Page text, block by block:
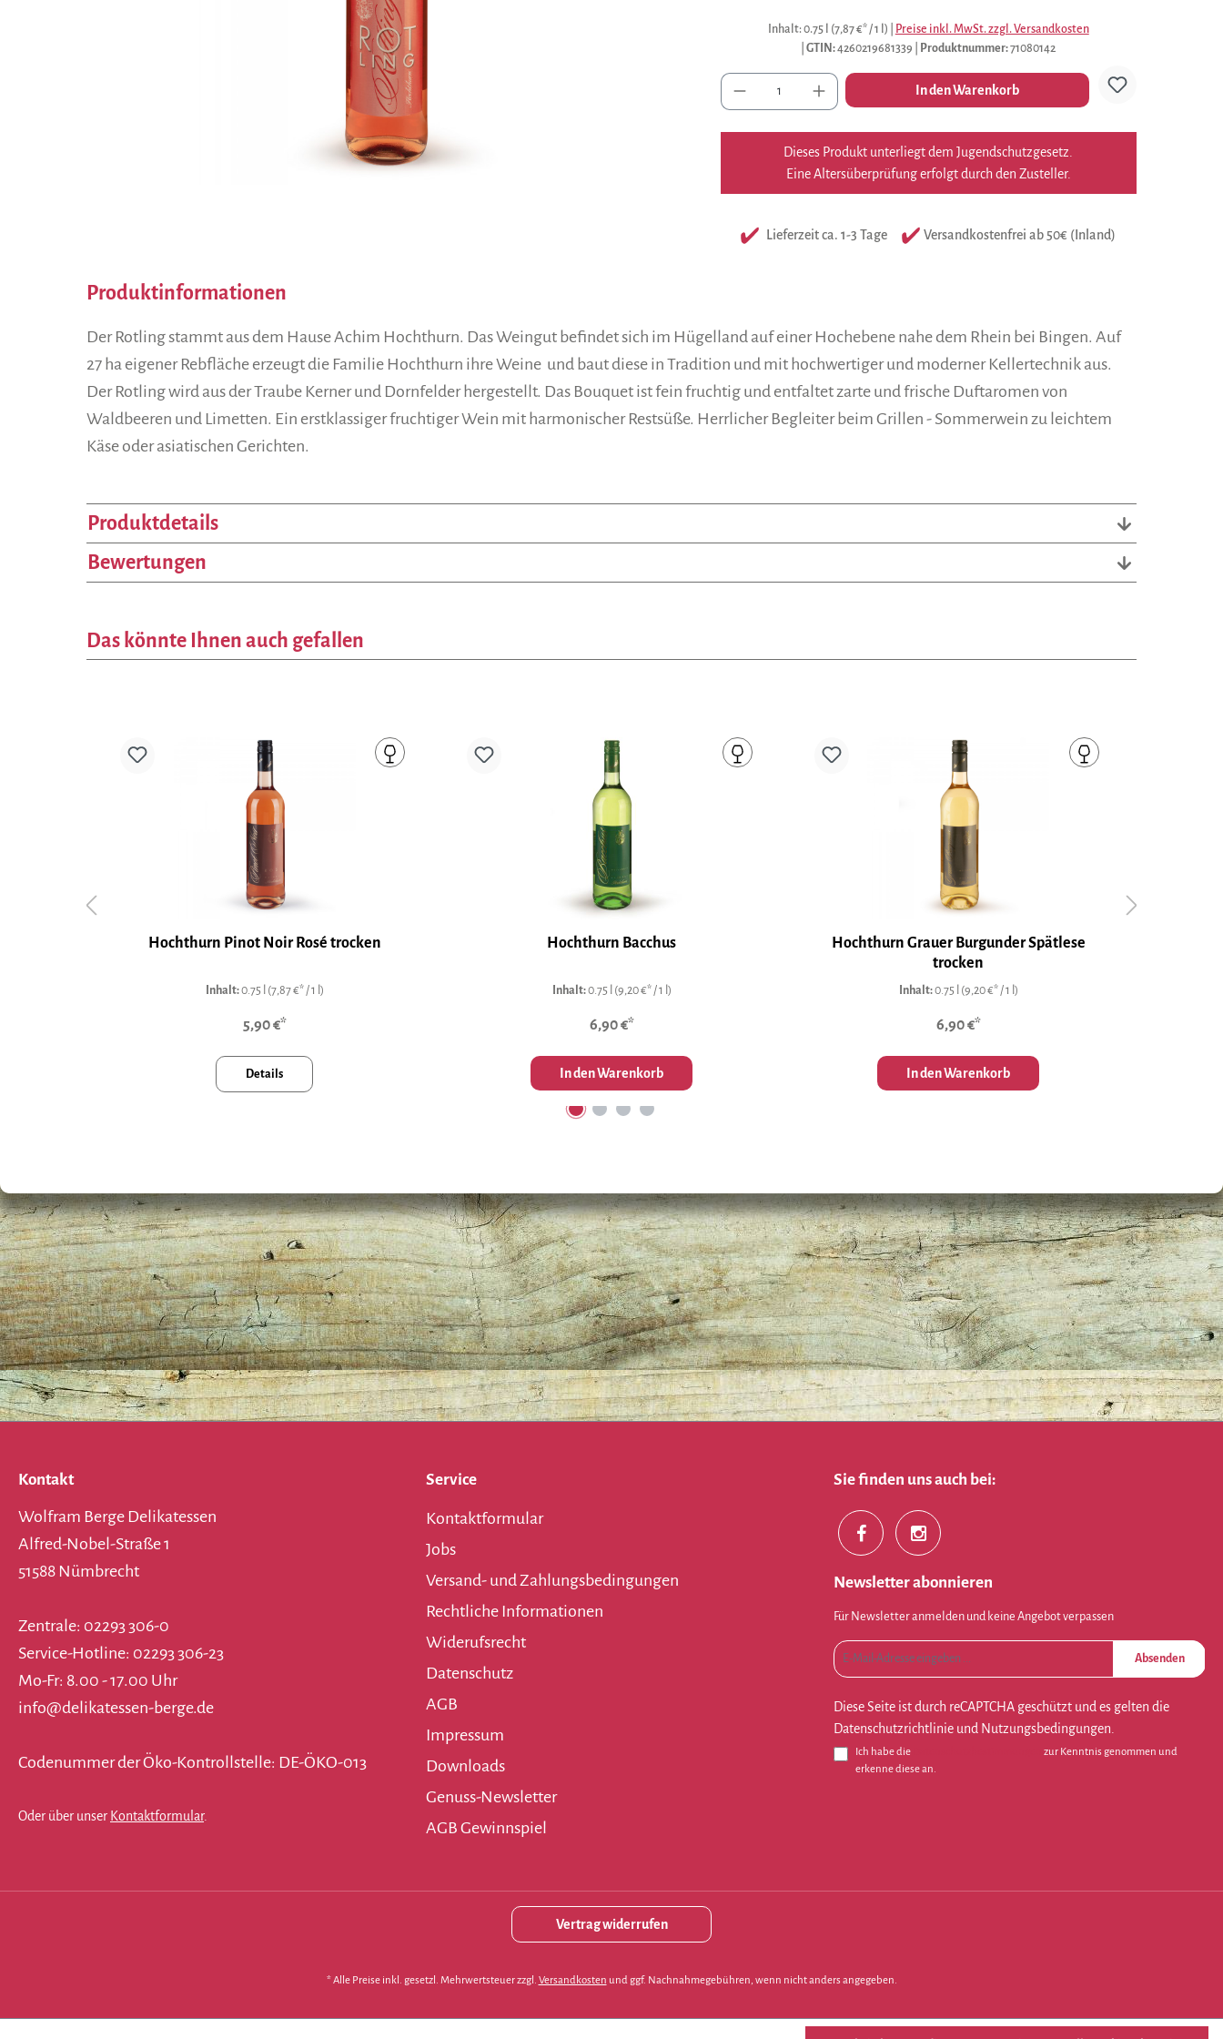
Inhalt: 0.75 l (7,87 €* / 1 l)
Preise inkl. MwSt. zzgl. Versandkosten
|GTIN:4260219681339 Produktnummer:71080142
In den Warenkorb
Dieses Produkt unterliegt dem Jugendschutzgesetz.
Eine Altersüberprüfung erfolgt durch den Zusteller.
Lieferzeit ca. 1-3 Tage Versandkostenfrei ab 50€ (Inland)
Produktinformationen
Der Rotling stammt aus dem Hause Achim Hochthurn. Das Weingut befindet sich im Hügelland auf einer Hochebene nahe dem Rhein bei Bingen. Auf
27 ha eigener Rebfläche erzeugt die Familie Hochthurn ihre Weine und baut diese in Tradition und mit hochwertiger und moderner Kellertechnik aus.
Der Rotling wird aus der Traube Kerner und Dornfelder hergestellt. Das Bouquet ist fein fruchtig und entfaltet zarte und frische Duftaromen von
Waldbeeren und Limetten. Ein erstklassiger fruchtiger Wein mit harmonischer Restsüße. Herrlicher Begleiter beim Grillen - Sommerwein zu leichtem
Käse oder asiatischen Gerichten.
Produktdetails
Bewertungen
Das könnte Ihnen auch gefallen
Hochthurn Pinot Noir Rosé trocken
Inhalt:0.75 l (7,87 €* / 1 l)
5,90 €*
Details
Hochthurn Bacchus
Inhalt:0.75 l (9,20 €* / 1 l)
6,90 €*
In den Warenkorb
Hochthurn Grauer Burgunder Spätlese
trocken
Inhalt:0.75 l (9,20 €* / 1 l)
6,90 €*
In den Warenkorb
Kontakt
Wolfram Berge Delikatessen
Alfred-Nobel-Straße 1
51588 Nümbrecht
Zentrale: 02293 306-0
Service-Hotline: 02293 306-23
Mo-Fr: 8.00 - 17.00 Uhr
info@delikatessen-berge.de
Codenummer der Öko-Kontrollstelle: DE-ÖKO-013
Oder über unser Kontaktformular.
Service
Kontaktformular
Jobs
Versand- und Zahlungsbedingungen
Rechtliche Informationen
Widerufsrecht
Datenschutz
AGB
Impressum
Downloads
Genuss-Newsletter
AGB Gewinnspiel
Sie finden uns auch bei:
Newsletter abonnieren
Für Newsletter anmelden und keine Angebot verpassen
Absenden
Diese Seite ist durch reCAPTCHA geschützt und es gelten die
Datenschutzrichtlinie und Nutzungsbedingungen
Ich habe die
zur Kenntnis genommen und
erkenne diese an.
Vertrag widerrufen
* Alle Preise inkl. gesetzl. Mehrwertsteuer zzgl. Versandkosten und ggf. Nachnahmegebühren, wenn nicht anders angegeben.